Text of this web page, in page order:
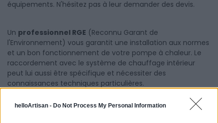
helloArtisan - Do Not Process My Personal Information
équipements. N'hésitez pas à leur demander des devis.
Un professionnel RGE (Reconnu Garant de
l'Environnement) vous garantit une installation aux normes
et un bon fonctionnement de votre pompe à chaleur. Le
raccordement avec le système de chauffage intérieur
peut lui aussi être spécifique et nécessiter des
connaissances techniques particulières.
Pacte Energie Solidarité
pourront